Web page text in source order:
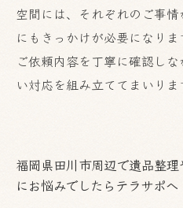
空間には、それぞれのご事
にもきっかけが必要になり
ご依頼内容を丁寧に確認し
い対応を組み立ててまいりま
福岡県田川市周辺で遺品整
にお悩みでしたらテラサポへ